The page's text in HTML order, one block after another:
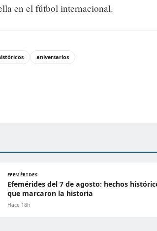
en el fútbol internacional.
aniversarios
EFEMÉRIDES
Efemérides del 7 de agosto: hechos
que marcaron la historia
Hace 18h